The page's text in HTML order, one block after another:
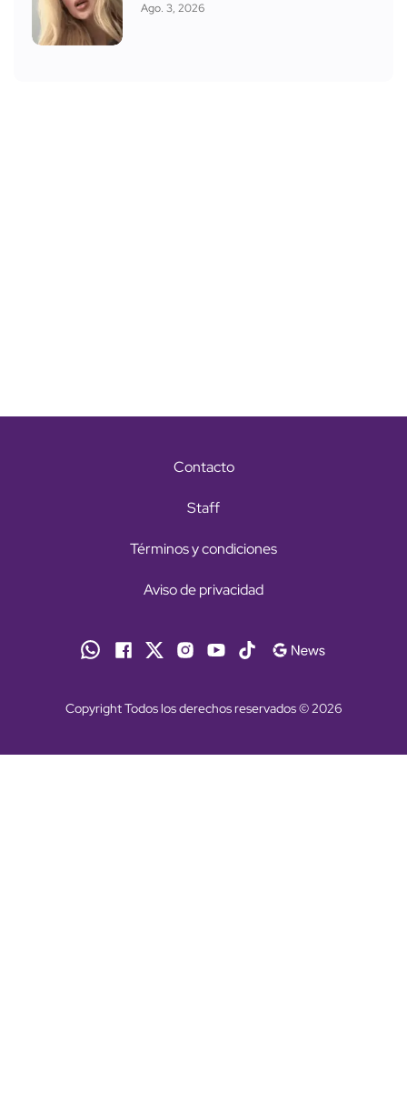
Ago. 3, 2026
Contacto
Staff
Términos y condiciones
Aviso de privacidad
Copyright Todos los derechos reservados © 2026